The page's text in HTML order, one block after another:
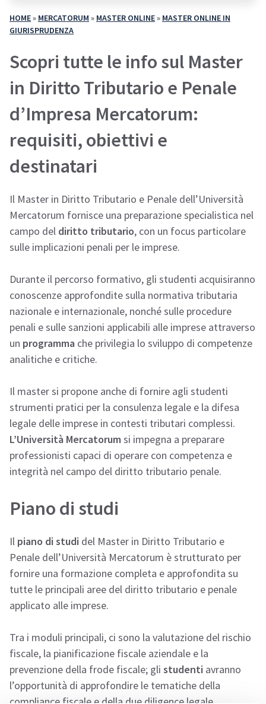
HOME» MERCATORUM » MASTER ONLINE» MASTER ONLINE IN
GIURISPRUDENZA
Scopri tutte le info sul Master
in Diritto Tributario e Penale
d’Impresa Mercatorum:
requisiti, obiettivi e
destinatari
Il Master in Diritto Tributario e Penale dell’Università
Mercatorum fornisce una preparazione specialistica nel
campo del diritto tributario, con un focus particolare
sulle implicazioni penali per le imprese.
Durante il percorso formativo, gli studenti acquisiranno
conoscenze approfondite sulla normativa tributaria
nazionale e internazionale, nonché sulle procedure
penali e sulle sanzioni applicabili alle imprese attraverso
un programma che privilegia lo sviluppo di competenze
analitiche e critiche.
Il master si propone anche di fornire agli studenti
strumenti pratici per la consulenza legale e la difesa
legale delle imprese in contesti tributari complessi.
L’Università Mercatorum si impegna a preparare
professionisti capaci di operare con competenza e
integrità nel campo del diritto tributario penale.
Piano di studi
Il piano di studi del Master in Diritto Tributario e
Penale dell’Università Mercatorum è strutturato per
fornire una formazione completa e approfondita su
tutte le principali aree del diritto tributario e penale
applicato alle imprese.
Tra i moduli principali, ci sono la valutazione del rischio
fiscale, la pianificazione fiscale aziendale e la
prevenzione della frode fiscale; gli studenti avranno
l’opportunità di approfondire le tematiche della